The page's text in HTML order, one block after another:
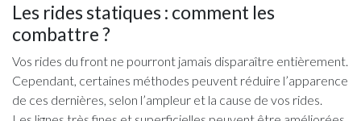
Les rides statiques : comment les
combattre ?
Vos rides du front ne pourront jamais disparaître entièrement.
Cependant, certaines méthodes peuvent réduire l’apparence
de ces dernières, selon l’ampleur et la cause de vos rides.